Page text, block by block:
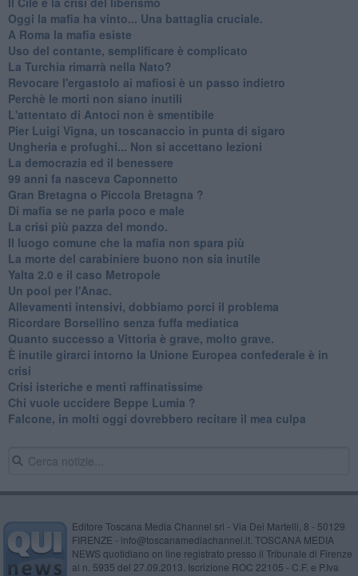
Oggi la mafia ha vinto... Una battaglia cruciale.
A Roma la mafia esiste
Uso del contante, semplificare è complicato
La Turchia rimarrà nella Nato?
Revocare l'ergastolo ai mafiosi è un passo indietro
Perchè le morti non siano inutili
L'attentato di Antoci non è smentibile
Pier Luigi Vigna, un toscanaccio in punta di sigaro
Ungheria e profughi... Non si accettano lezioni
La democrazia ed il benessere
99 anni fa nasceva Caponnetto
Gran Bretagna o Piccola Bretagna ?
Di mafia se ne parla poco e male
La crisi più pazza del mondo.
Il luogo comune che la mafia non spara più
La morte del carabiniere buono non sia inutile
Yalta 2.0 e il caso Metropole
​Un pool per l'Anac.
Allevamenti intensivi, dobbiamo porci il problema
Ricordare Borsellino senza fuffa mediatica
​Quanto successo a Vittoria è grave, molto grave.
​È inutile girarci intorno la Unione Europea confederale è in
crisi
Crisi isteriche e menti raffinatissime
Chi vuole uccidere Beppe Lumia ?
Falcone, in molti oggi dovrebbero recitare il mea culpa
Editore Toscana Media Channel srl - Via Dei Martelli, 8 - 50129
FIRENZE - info@toscanamediachannel.it. TOSCANA MEDIA
NEWS quotidiano on line registrato presso il Tribunale di Firenze
al n. 5935 del 27.09.2013. Iscrizione ROC 22105 - C.F. e P.Iva